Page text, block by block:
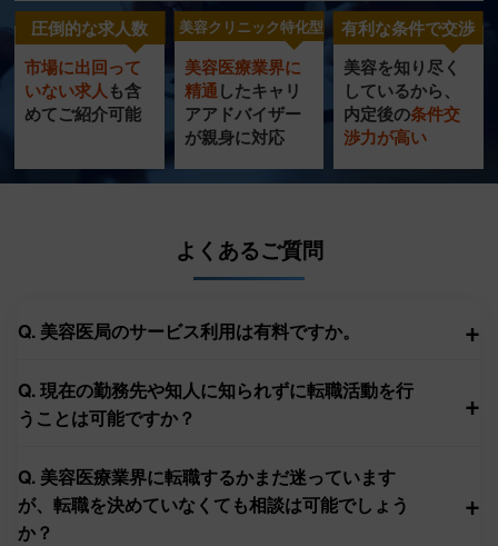
美容クリニック
特化型
圧倒的
求人数
充実の
転職サポート
圧倒的な求人数
市場に出回って
いない求人も含
めてご紹介可能
美容クリニック特化型
美容医療業界に
精通したキャリ
アアドバイザー
が親身に対応
有利な条件で交渉
美容を知り尽く
しているから、
内定後の条件交
渉力が高い
よくあるご質問
Q. 美容医局のサービス利用は有料ですか。 +
Q. 現在の勤務先や知人に知られずに転職活動を行
うことは可能ですか？
+
Q. 美容医療業界に転職するかまだ迷っています
が、転職を決めていなくても相談は可能でしょう
か？
+